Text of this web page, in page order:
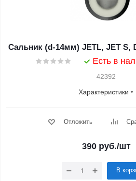
Сальник (d-14мм) JETL, JET S,
Есть в
42392
Характеристики
Отложить
390 руб./шт
В